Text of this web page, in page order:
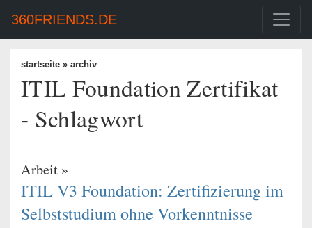
360FRIENDS.DE
startseite » archiv
ITIL Foundation Zertifikat
- Schlagwort
Arbeit »
ITIL V3 Foundation: Zertifizierung im
Selbststudium ohne Vorkenntnisse